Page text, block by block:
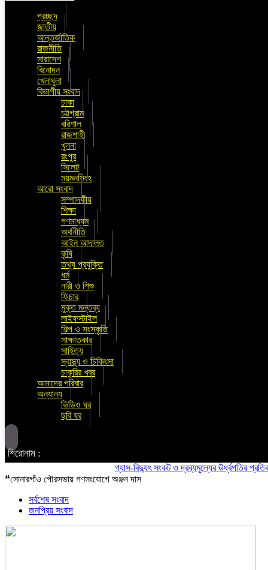
প্রচ্ছদ
জাতীয়
আন্তর্জাতিক
রাজনীতি
সারাদেশ
বিনোদন
খেলাধুলা
বিভাগীয় সংবাদ
ঢাকা
চট্টগ্রাম
বরিশাল
রাজশাহী
খুলনা
রংপুর
সিলেট
ময়মনসিংহ
আরো সংবাদ
সম্পাদকীয়
শিক্ষা
গণমাধ্যম
অর্থনীতি
আইন আদালত
কৃষি
তথ্য প্রযুক্তি
ধর্ম
নারী ও শিশু
ফিচার
মুক্ত মন্তব্য
লাইফস্টাইল
শিল্প ও সংস্কৃতি
সাক্ষাতকার
সাহিত্য
স্বাস্থ্য ও চিকিৎসা
চাকুরির খবর
আমাদের পরিবার
অন্যান্য
ভিডিও ঘর
ছবি ঘর
শিরোনাম :
গ্যাস-বিদ্যুৎ সংকট ও দ্রব্যমূল্যের ঊর্ধ্বগতির প্রতিবাদে
❝সোনারগাঁও পৌরসভায় গণসংযোগে অঞ্জন দাস
সর্বশেষ সংবাদ
জনপ্রিয় সংবাদ